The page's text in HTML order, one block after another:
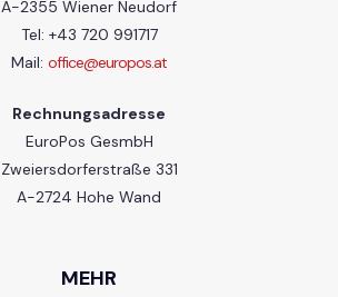
A-2355 Wiener Neudorf
Tel: +43 720 991717
Mail: office@europos.at
Rechnungsadresse
EuroPos GesmbH
Zweiersdorferstraße 331
A-2724 Hohe Wand
MEHR